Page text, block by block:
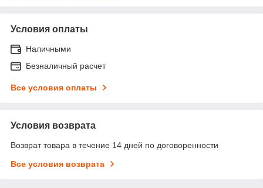
Условия оплаты
Наличными
Безналичный расчет
Все условия оплаты
Условия возврата
Возврат товара в течение 14 дней по договоренности
Все условия возврата